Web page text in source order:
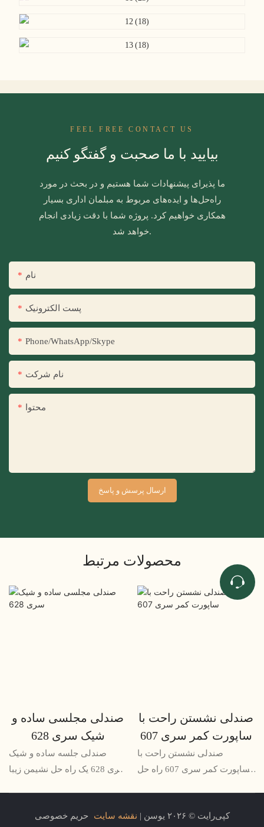
FEEL FREE CONTACT US
بیایید با ما صحبت و گفتگو کنیم
ما پذیرای پیشنهادات شما هستیم و در بحث در مورد
راه‌حل‌ها و ایده‌های مربوط به مبلمان اداری بسیار
همکاری خواهیم کرد. پروژه شما با دقت زیادی انجام
خواهد شد.
نام
پست الکترونیک
Phone/WhatsApp/Skype
نام شرکت
محتوا
ارسال پرسش و پاسخ
محصولات مرتبط
صندلی مجلسی ساده و
شیک سری 628
صندلی جلسه ساده و شیک
سری 628 یک راه حل نشیمن زیبا
است. طراحی مینیمالیستی و
صندلی نشستن راحت با
ساپورت کمر سری 607
صندلی نشستن راحت با
ساپورت کمر سری 607 راه حل
راحتی در آن ضروری است. با
کپی‌رایت © ۲۰۲۶ یوسن | نقشه سایت حریم خصوصی